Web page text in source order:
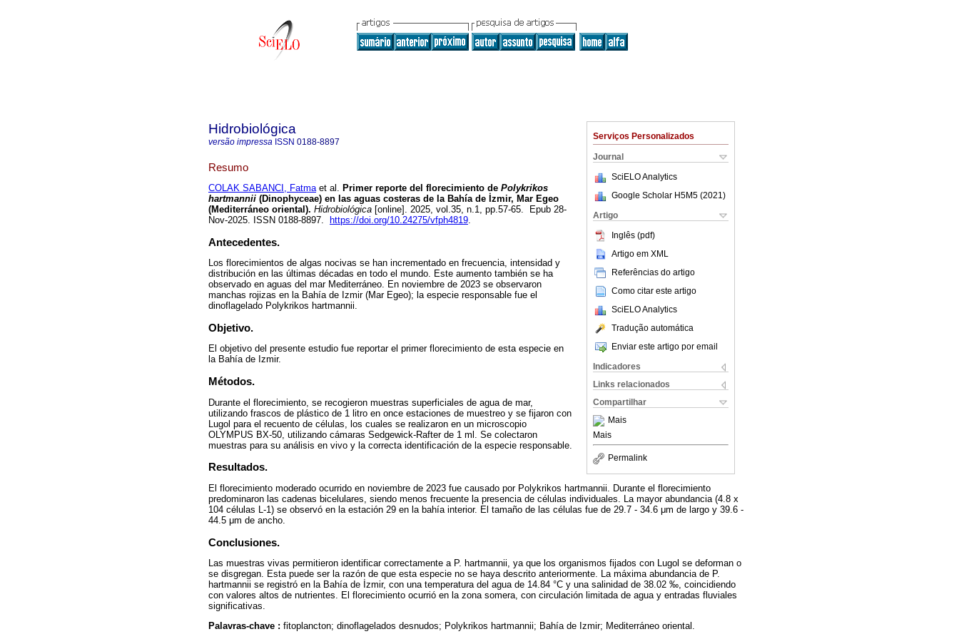
Serviços Personalizados
Journal
SciELO Analytics
Google Scholar H5M5 (2021 )
Artigo
Inglês (pdf)
Artigo em XML
Referências do artigo
Como citar este artigo
SciELO Analytics
Tradução automática
Enviar este artigo por email
Indicadores
Links relacionados
Compartilhar
Mais
Mais
Permalink
Hidrobiológica
versão impressa ISSN 0188-8897
Resumo
COLAK SABANCI, Fatmaet al. Primer reporte del florecimiento de Polykrikos
hartmannii (Dinophyceae) en las aguas costeras de la Bahía de İzmir, Mar Egeo
(Mediterráneo oriental). Hidrobiológica [online]. 2025, vol.35, n.1, pp.57-65. Epub 28-
Nov-2025. ISSN 0188-8897.
https://doi.org/10.24275/vfph4819.
Antecedentes.
Los florecimientos de algas nocivas se han incrementado en frecuencia, intensidad y
distribución en las últimas décadas en todo el mundo. Este aumento también se ha
observado en aguas del mar Mediterráneo. En noviembre de 2023 se observaron
manchas rojizas en la Bahía de Izmir (Mar Egeo); la especie responsable fue el
dinoflagelado Polykrikos hartmannii.
Objetivo.
El objetivo del presente estudio fue reportar el primer florecimiento de esta especie en
la Bahía de Izmir.
Métodos.
Durante el florecimiento, se recogieron muestras superficiales de agua de mar,
utilizando frascos de plástico de 1 litro en once estaciones de muestreo y se fijaron con
Lugol para el recuento de células, los cuales se realizaron en un microscopio
OLYMPUS BX-50, utilizando cámaras Sedgewick-Rafter de 1 ml. Se colectaron
muestras para su análisis en vivo y la correcta identificación de la especie responsable.
Resultados.
El florecimiento moderado ocurrido en noviembre de 2023 fue causado por Polykrikos hartmannii. Durante el florecimiento
predominaron las cadenas bicelulares, siendo menos frecuente la presencia de células individuales. La mayor abundancia (4.8 x
104 células L-1) se observó en la estación 29 en la bahía interior. El tamaño de las células fue de 29.7 - 34.6 μm de largo y 39.6 -
44.5 μm de ancho.
Conclusiones.
Las muestras vivas permitieron identificar correctamente a P. hartmannii, ya que los organismos fijados con Lugol se deforman o
se disgregan. Esta puede ser la razón de que esta especie no se haya descrito anteriormente. La máxima abundancia de P.
hartmannii se registró en la Bahía de İzmir, con una temperatura del agua de 14.84 °C y una salinidad de 38.02 ‰, coincidiendo
con valores altos de nutrientes. El florecimiento ocurrió en la zona somera, con circulación limitada de agua y entradas fluviales
significativas.
Palavras-chave : fitoplancton; dinoflagelados desnudos; Polykrikos hartmannii; Bahía de Izmir; Mediterráneo oriental.